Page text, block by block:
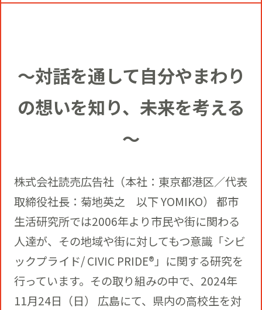
ビジネスデベロップメント
マーケティング
アクティベーション
メディアビジネス
PR
推進体制
ガバナンス
CSR
会社概要
役員一覧
本社・支社アクセス
グループ会社
カムバック採用
障がい者採用
トップへ
～対話を通して自分やまわり
の想いを知り、未来を考える
～
株式会社読売広告社（本社：東京都港区／代表
取締役社長：菊地英之 以下 YOMIKO） 都市
生活研究所では2006年より市民や街に関わる
人達が、その地域や街に対してもつ意識「シビ
ックプライド/ CIVIC PRIDE®」に関する研究を
行っています。その取り組みの中で、2024年
11月24日（日） 広島にて、県内の高校生を対